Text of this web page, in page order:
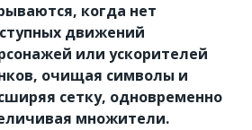
когда нет
движений
или ускорителей
очищая символы и
сетку, одновременно
множители.